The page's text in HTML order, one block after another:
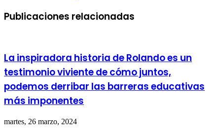
Publicaciones relacionadas
La inspiradora historia de Rolando es un
testimonio viviente de cómo juntos,
podemos derribar las barreras educativas
más imponentes
martes, 26 marzo, 2024